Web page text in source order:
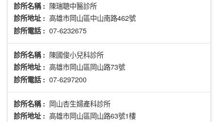
診所名稱 : 陳瑞聰中醫診所
診所地址 : 高雄市岡山區中山南路462號
診所電話 : 07-6232675
診所名稱 : 陳國俊小兒科診所
診所地址 : 高雄市岡山區岡山路73號
診所電話 : 07-6297200
診所名稱 : 岡山杏生婦產科診所
診所地址 : 高雄市岡山區岡山路63號1樓